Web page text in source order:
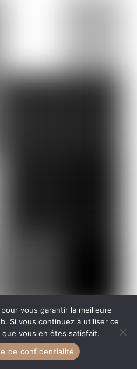
vous garantir la meilleure
Si vous continuez à utiliser ce
vous en êtes satisfait.
de confidentialité